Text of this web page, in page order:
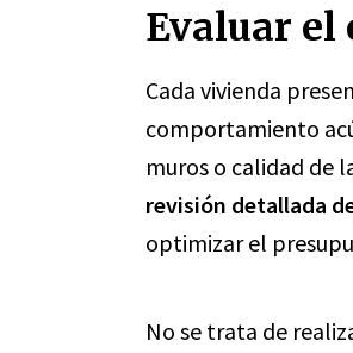
Evaluar el
Cada vivienda
comportamiento
muros o calidad de
revisión detallada
optimizar el
No se trata de